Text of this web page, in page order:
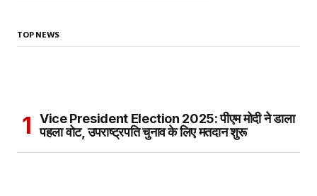
TOP NEWS
Vice President Election 2025: पीएम मोदी ने डाला
पहला वोट, उपराष्ट्रपति चुनाव के लिए मतदान शुरू